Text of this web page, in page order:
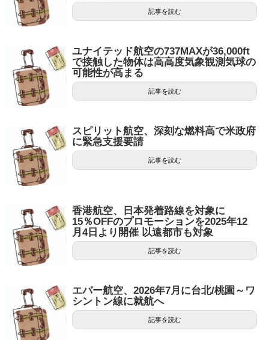
記事を読む
ユナイテッド航空の737MAXが36,000ft
で接触した物体は高高度気象観測気球の
可能性が高まる
記事を読む
スピリット航空、深刻な燃料高で米政府
に緊急支援要請
記事を読む
香港航空、日本発着路線を対象に
15％OFFのプロモーションを2025年12
月4日より開催 以遠都市も対象
記事を読む
エバー航空、2026年7月に台北/桃園～ワ
シントン線に就航へ
記事を読む